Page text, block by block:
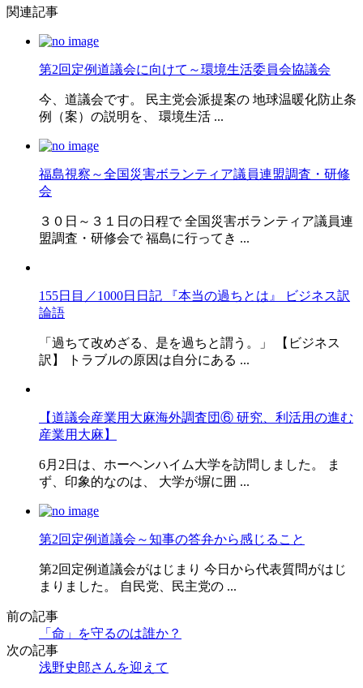
関連記事
第2回定例道議会に向けて～環境生活委員会協議会
今、道議会です。 民主党会派提案の 地球温暖化防止条
例（案）の説明を、 環境生活 ...
福島視察～全国災害ボランティア議員連盟調査・研修
会
３０日～３１日の日程で 全国災害ボランティア議員連
盟調査・研修会で 福島に行ってき ...
155日目／1000日日記 『本当の過ちとは』 ビジネス訳
論語
「過ちて改めざる、是を過ちと謂う。」 【ビジネス
訳】 トラブルの原因は自分にある ...
【道議会産業用大麻海外調査団⑥ 研究、利活用の進む
産業用大麻】
6月2日は、ホーヘンハイム大学を訪問しました。 ま
ず、印象的なのは、 大学が塀に囲 ...
第2回定例道議会～知事の答弁から感じること
第2回定例道議会がはじまり 今日から代表質問がはじ
まりました。 自民党、民主党の ...
前の記事
「命」を守るのは誰か？
次の記事
浅野史郎さんを迎えて